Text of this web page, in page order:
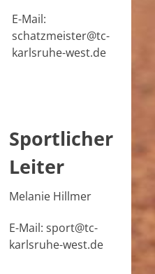
E-Mail:
schatzmeister@tc-
karlsruhe-west.de
Sportlicher
Leiter
Melanie Hillmer
E-Mail: sport@tc-
karlsruhe-west.de